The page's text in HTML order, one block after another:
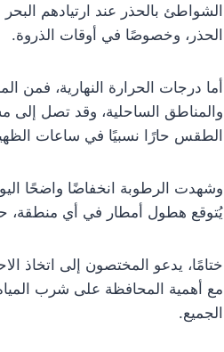
الشواطئ بالحذر عند ارتيادهم
الحذر، وخصوصًا في أوقات الذروة.
الطقس حارًا نسبيًا في ساعات
وشهدت الرطوبة انخفاضًا واضحًا
يُتوقع هطول أمطار في أي منطقة،
ختامًا، يدعو المختصون إلى اتخاذ
مع أهمية المحافظة على شرب
الجميع.